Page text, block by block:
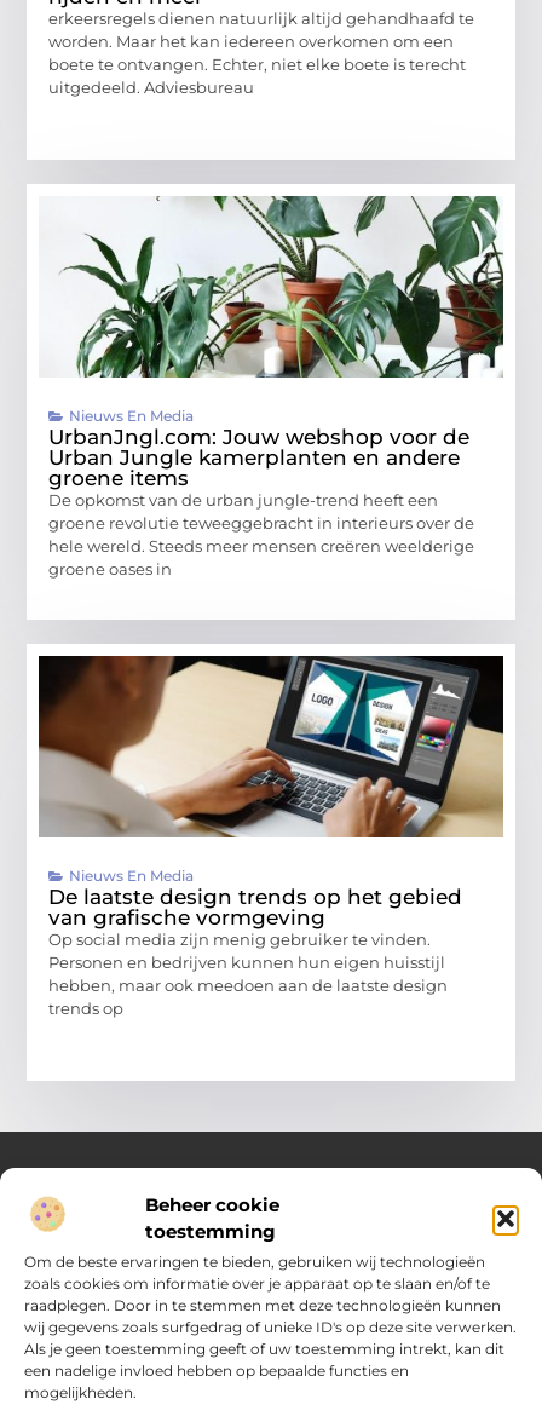
Beheer cookie
toestemming
Om de beste ervaringen te bieden, gebruiken wij technologieën
zoals cookies om informatie over je apparaat op te slaan en/of te
raadplegen. Door in te stemmen met deze technologieën kunnen
wij gegevens zoals surfgedrag of unieke ID's op deze site verwerken.
Als je geen toestemming geeft of uw toestemming intrekt, kan dit
een nadelige invloed hebben op bepaalde functies en
mogelijkheden.
erkeersregels dienen natuurlijk altijd gehandhaafd te
worden. Maar het kan iedereen overkomen om een
boete te ontvangen. Echter, niet elke boete is terecht
uitgedeeld. Adviesbureau
Nieuws En Media
UrbanJngl.com: Jouw webshop voor de
Urban Jungle kamerplanten en andere
groene items
De opkomst van de urban jungle-trend heeft een
groene revolutie teweeggebracht in interieurs over de
hele wereld. Steeds meer mensen creëren weelderige
groene oases in
Nieuws En Media
De laatste design trends op het gebied
van grafische vormgeving
Op social media zijn menig gebruiker te vinden.
Personen en bedrijven kunnen hun eigen huisstijl
hebben, maar ook meedoen aan de laatste design
trends op
Over Compleet Zakelijk
Praktische inzichten voor slimme beslissingen
Laat je inspireren door diverse artikelen vol toepasbare tips,
heldere inzichten en frisse perspectieven. Alles wat je nodig
hebt om met vertrouwen en overzicht keuzes te maken in het
dagelijks leven en werk.